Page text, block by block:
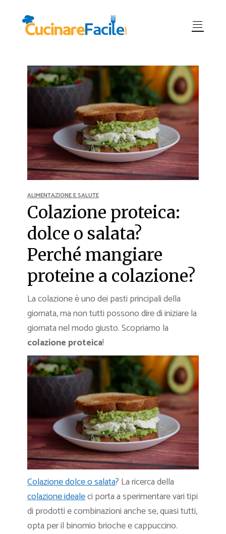
ALIMENTAZIONE E SALUTE
Colazione proteica:
dolce o salata?
Perché mangiare
proteine a colazione?
La colazione è uno dei pasti principali della
giornata, ma non tutti possono dire di iniziare la
giornata nel modo giusto. Scopriamo la
colazione proteica!
Colazione dolce o salata? La ricerca della
colazione idealeci porta a sperimentare vari tipi
di prodotti e combinazioni anche se, quasi tutti,
opta per il binomio brioche e cappuccino.